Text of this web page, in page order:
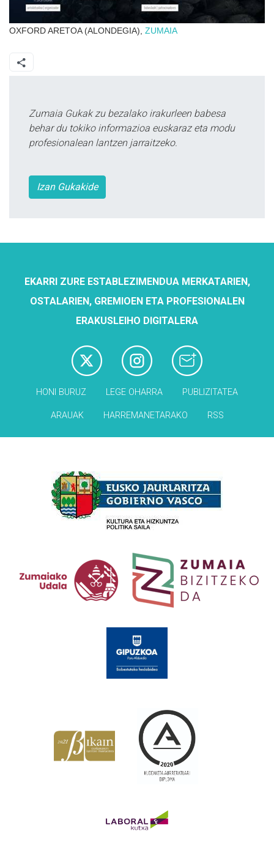
OXFORD ARETOA (ALONDEGIA), ZUMAIA
Zumaia Gukak zu bezalako irakurleen babesa
behar du tokiko informazioa euskaraz eta modu
profesionalean lantzen jarraitzeko.
Izan Gukakide
EKARRI ZURE ESTABLEZIMENDUA MERKATARIEN,
OSTALARIEN, GREMIOEN ETA PROFESIONALEN
ERAKUSLEIHO DIGITALERA
HONI BURUZ LEGE OHARRA PUBLIZITATEA
ARAUAK HARREMANETARAKO RSS